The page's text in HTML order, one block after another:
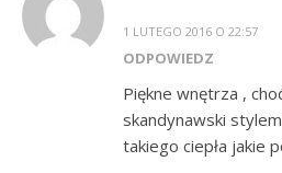
1 LUTEGO 2016 O 22:57
ODPOWIEDZ
Piękne wnętrza ,
skandynawski
takiego ciepła jakie